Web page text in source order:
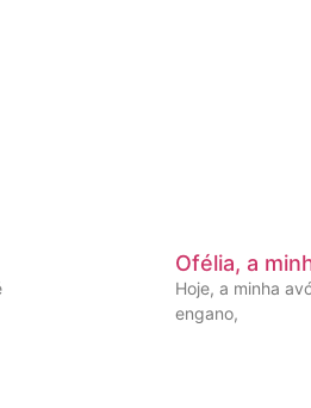
Ofélia, a
Hoje, a minha
engano,